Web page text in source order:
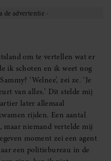
om te vertellen wat er
ik schoten en ik weet nog
‘Welnee’, zei ze. ‘Je
van alles.’ Dit stelde mij
later allemaal
rijden. Een aantal
niemand vertelde mij
moment zei een agent
een politiebureau in de